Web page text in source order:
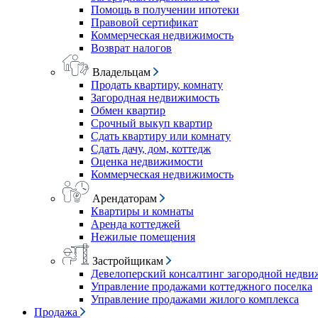
Помощь в получении ипотеки
Правовой сертификат
Коммерческая недвижимость
Возврат налогов
Владельцам
Продать квартиру, комнату
Загородная недвижимость
Обмен квартир
Срочный выкуп квартир
Сдать квартиру или комнату
Сдать дачу, дом, коттедж
Оценка недвижимости
Коммерческая недвижимость
Арендаторам
Квартиры и комнаты
Аренда коттеджей
Нежилые помещения
Застройщикам
Девелоперский консалтинг загородной
Управление продажами коттеджного поселка
Управление продажами жилого комплекса
Продажа